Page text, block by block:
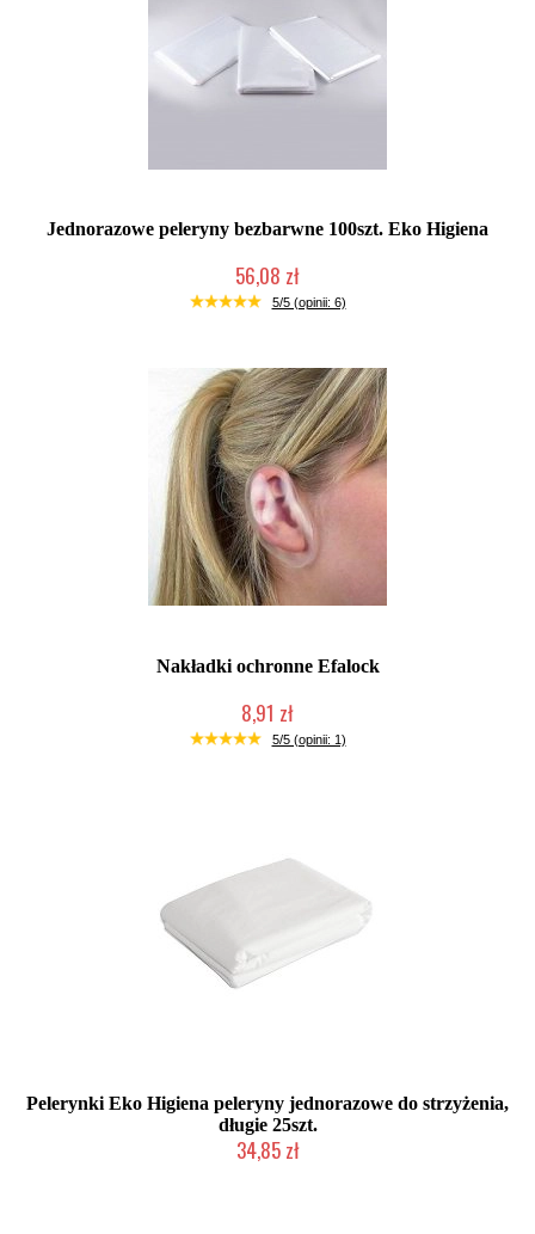
Jednorazowe peleryny bezbarwne 100szt. Eko Higiena
56,08 zł
Duża ilość (wysyłka w 24h)
5/5 (opinii: 6)
Nakładki ochronne Efalock
8,91 zł
Duża ilość (wysyłka w 24h)
5/5 (opinii: 1)
Pelerynki Eko Higiena peleryny jednorazowe do strzyżenia,
długie 25szt.
34,85 zł